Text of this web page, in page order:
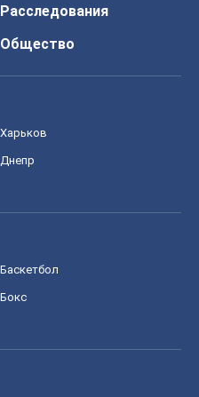
Расследования
Общество
Харьков
Днепр
Баскетбол
Бокс